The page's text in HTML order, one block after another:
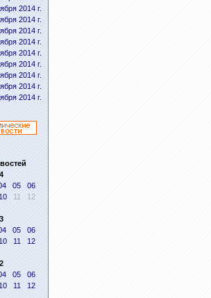
2014 г.
2014 г.
2014 г.
2014 г.
2014 г.
2014 г.
2014 г.
2014 г.
2014 г.
05
06
10 11 12
05
06
10 11 12
05
06
10 11 12